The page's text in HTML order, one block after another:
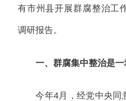
有市州县开展群腐整治工
调研报告。
一、群腐集中整治是一
今年4月，经党中央同